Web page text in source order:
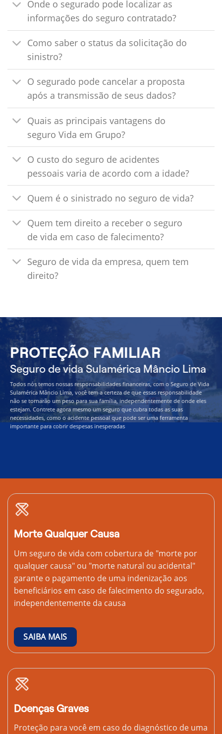
Onde o segurado pode localizar as
informações do seguro contratado?
Como saber o status da solicitação do
sinistro?
O segurado pode cancelar a proposta
após a transmissão de seus dados?
Quais as principais vantagens do
seguro Vida em Grupo?
O custo do seguro de acidentes
pessoais varia de acordo com a idade?
Quem é o sinistrado no seguro de vida?
Quem tem direito a receber o seguro
de vida em caso de falecimento?
Seguro de vida da empresa, quem tem
direito?
PROTEÇÃO FAMILIAR
Seguro de vida Sulamérica Mâncio Lima
Todos nós temos nossas responsabilidades financeiras, com o Seguro de Vida
Sulamérica Mâncio Lima, você tem a certeza de que essas responsabilidade
não se tornarão um peso para sua família, independentemente de onde eles
estejam. Contrete agora mesmo um seguro que cubra todas as suas
necessidades, como o acidente pessoal que pode ser uma ferramenta
importante para cobrir despesas inesperadas
Morte Qualquer Causa
Um seguro de vida com cobertura de "morte por
qualquer causa" ou "morte natural ou acidental"
garante o pagamento de uma indenização aos
beneficiários em caso de falecimento do segurado,
independentemente da causa
SAIBA MAIS
Doenças Graves
Proteção para você em caso do diagnóstico de uma